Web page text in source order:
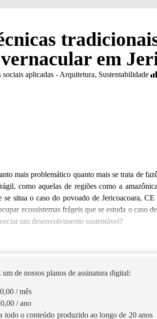
em
sociais aplicadas - Arquitetura, Sustentabilidade
mais problemático quanto mais se trata de
como aquelas de regiões como a
situa o caso do povoado de Jericoacoara, CE
ecossistemas frágeis que se estuda o caso
um desenvolvimento sustentável?
um de nossos planos de assinatura digital:
/ mês
/ ano
todo o conteúdo produzido ao longo de 20 anos